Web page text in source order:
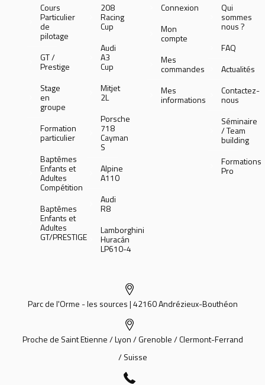
Cours
Particulier
de
pilotage
GT /
Prestige
Stage
en
groupe
Formation
particulier
Baptêmes
Enfants et
Adultes
Compétition
Baptêmes
Enfants et
Adultes
GT/PRESTIGE
208
Racing
Cup
Audi
A3
Cup
Mitjet
2L
Porsche
718
Cayman
S
Alpine
A110
Audi
R8
Lamborghini
Huracán
LP610-4
Connexion
Mon
compte
Mes
commandes
Mes
informations
Qui
sommes
nous ?
FAQ
Actualités
Contactez-
nous
Séminaire
/ Team
building
Formations
Pro
Parc de l'Orme - les sources | 42160 Andrézieux-Bouthéon
Proche de Saint Etienne / Lyon / Grenoble / Clermont-Ferrand
/ Suisse